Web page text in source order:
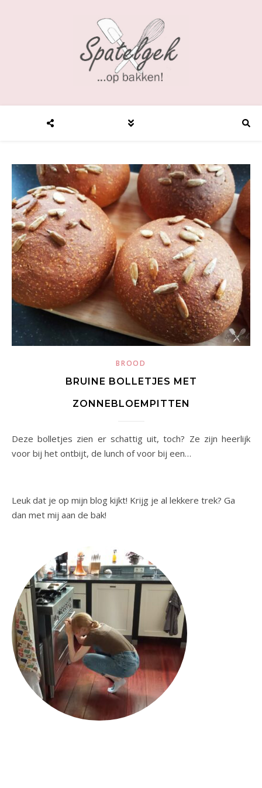
BROOD
BRUINE BOLLETJES MET
ZONNEBLOEMPITTEN
Deze bolletjes zien er schattig uit, toch? Ze zijn heerlijk
voor bij het ontbijt, de lunch of voor bij een…
Leuk dat je op mijn blog kijkt! Krijg je al lekkere trek? Ga
dan met mij aan de bak!